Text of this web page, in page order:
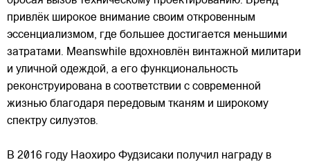
привлёк широкое внимание своим откровенным
эссенциализмом, где большее достигается меньшими
затратами. Meanswhile вдохновлён винтажной милитари
и уличной одеждой, а его функциональность
реконструирована в соответствии с современной
жизнью благодаря передовым тканям и широкому
спектру силуэтов.
В 2016 году Наохиро Фудзисаки получил награду в